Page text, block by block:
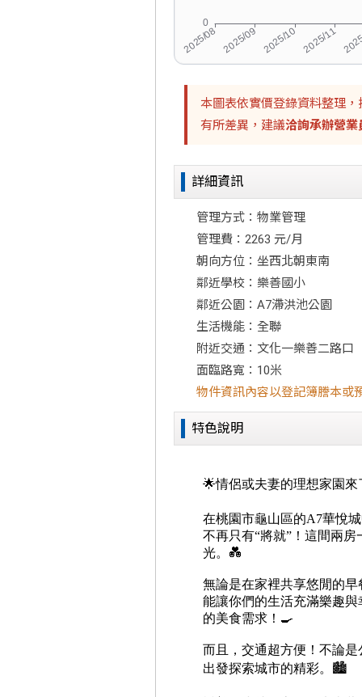
本圖表依實價登錄資料整理
有所差異，建議洽詢承辦營業
詳細資訊
管理方式：物業管理
管理費：2263 元/月
朝向方位：坐西北朝東南
鄰近學校：樂善國小
鄰近公園：A7滯洪池公園
生活機能：全聯
附近交通：文化一樂善二路口
面臨路寬：10米
物件資訊內容以登記簿謄本或
特色說明